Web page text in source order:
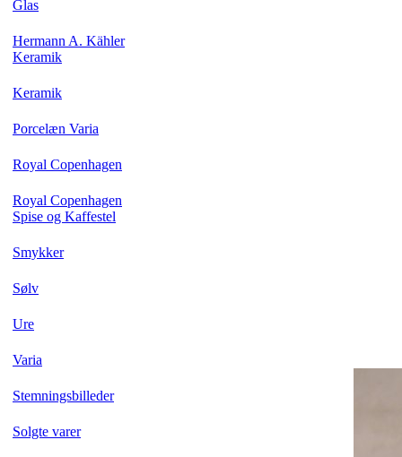
Glas
Hermann A. Kähler
Keramik
Keramik
Porcelæn Varia
Royal Copenhagen
Royal Copenhagen
Spise og Kaffestel
Smykker
Sølv
Ure
Varia
Stemningsbilleder
Solgte varer